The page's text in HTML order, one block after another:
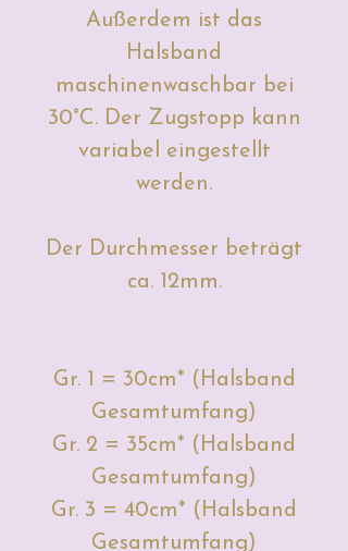
Außerdem ist das
Halsband
maschinenwaschbar bei
30°C. Der Zugstopp kann
variabel eingestellt
werden.
Der Durchmesser beträgt
ca. 12mm.
Gr. 1 = 30cm* (Halsband
Gesamtumfang)
Gr. 2 = 35cm* (Halsband
Gesamtumfang)
Gr. 3 = 40cm* (Halsband
Gesamtumfang)